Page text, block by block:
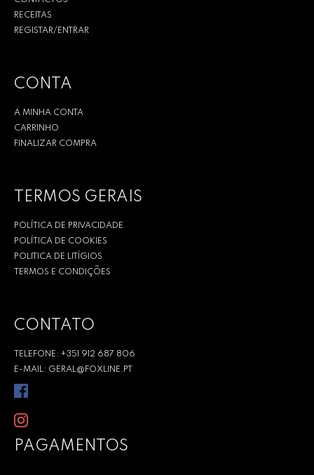
RECEITAS
REGISTAR/ENTRAR
CONTA
A MINHA CONTA
CARRINHO
FINALIZAR COMPRA
TERMOS GERAIS
POLÍTICA DE PRIVACIDADE
POLÍTICA DE COOKIES
POLITICA DE LITÍGIOS
TERMOS E CONDIÇÕES
CONTATO
TELEFONE: +351 912 687 806
E-MAIL: GERAL@FOXLINE.PT
PAGAMENTOS